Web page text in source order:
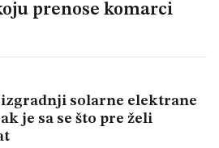
prenose komarci
solarne elektrane
je sa se što pre želi